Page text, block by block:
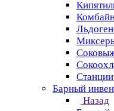
Барный
Назад